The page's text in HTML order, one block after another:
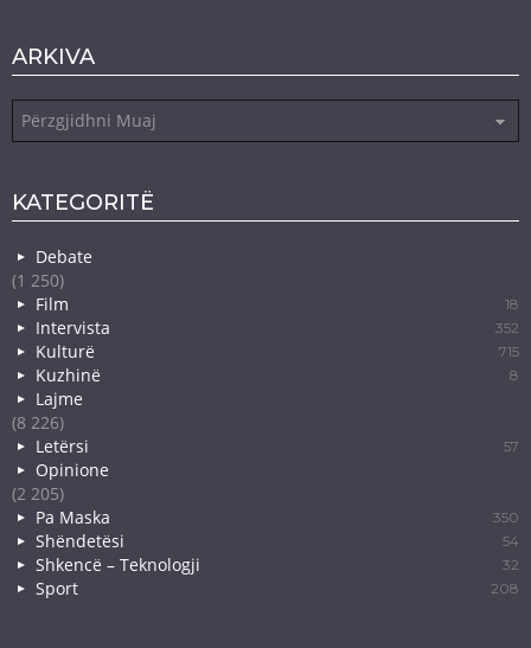
ARKIVA
KATEGORITË
Debate
(1 250)
Film
18
Intervista 352
Kulturë 715
Kuzhinë 8
Lajme
(8 226)
Letërsi
57
Opinione
(2 205)
Pa Maska
350
Shëndetësi 54
Shkencë – Teknologji 32
Sport 208